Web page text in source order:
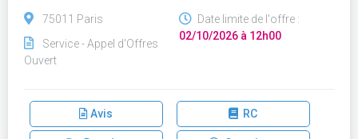
75011 Paris
Service - Appel d'Offres
Ouvert
Date limite de l'offre :
02/10/2026 à 12h00
Avis RC